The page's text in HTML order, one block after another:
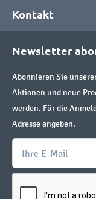
Kontakt
Newsletter
Abonnieren Sie
Aktionen und neue
werden. Für die
Adresse angeben.